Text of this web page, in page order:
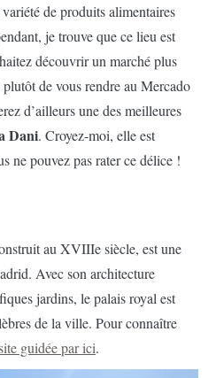
de produits alimentaires
je trouve que ce lieu est
découvrir un marché plus
de vous rendre au Mercado
d’ailleurs une des meilleures
Dani. Croyez-moi, elle est
ne pouvez pas rater ce délice !
au XVIIIe siècle, est une
Avec son architecture
jardins, le palais royal est
de la ville. Pour connaître
guidée par ici.